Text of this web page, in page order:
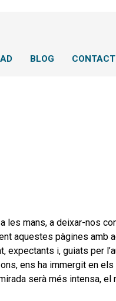
BLOG
les mans, a deixar-nos
aquestes pàgines amb
expectants i, guiats per
ens ha immergit en
serà més intensa, el